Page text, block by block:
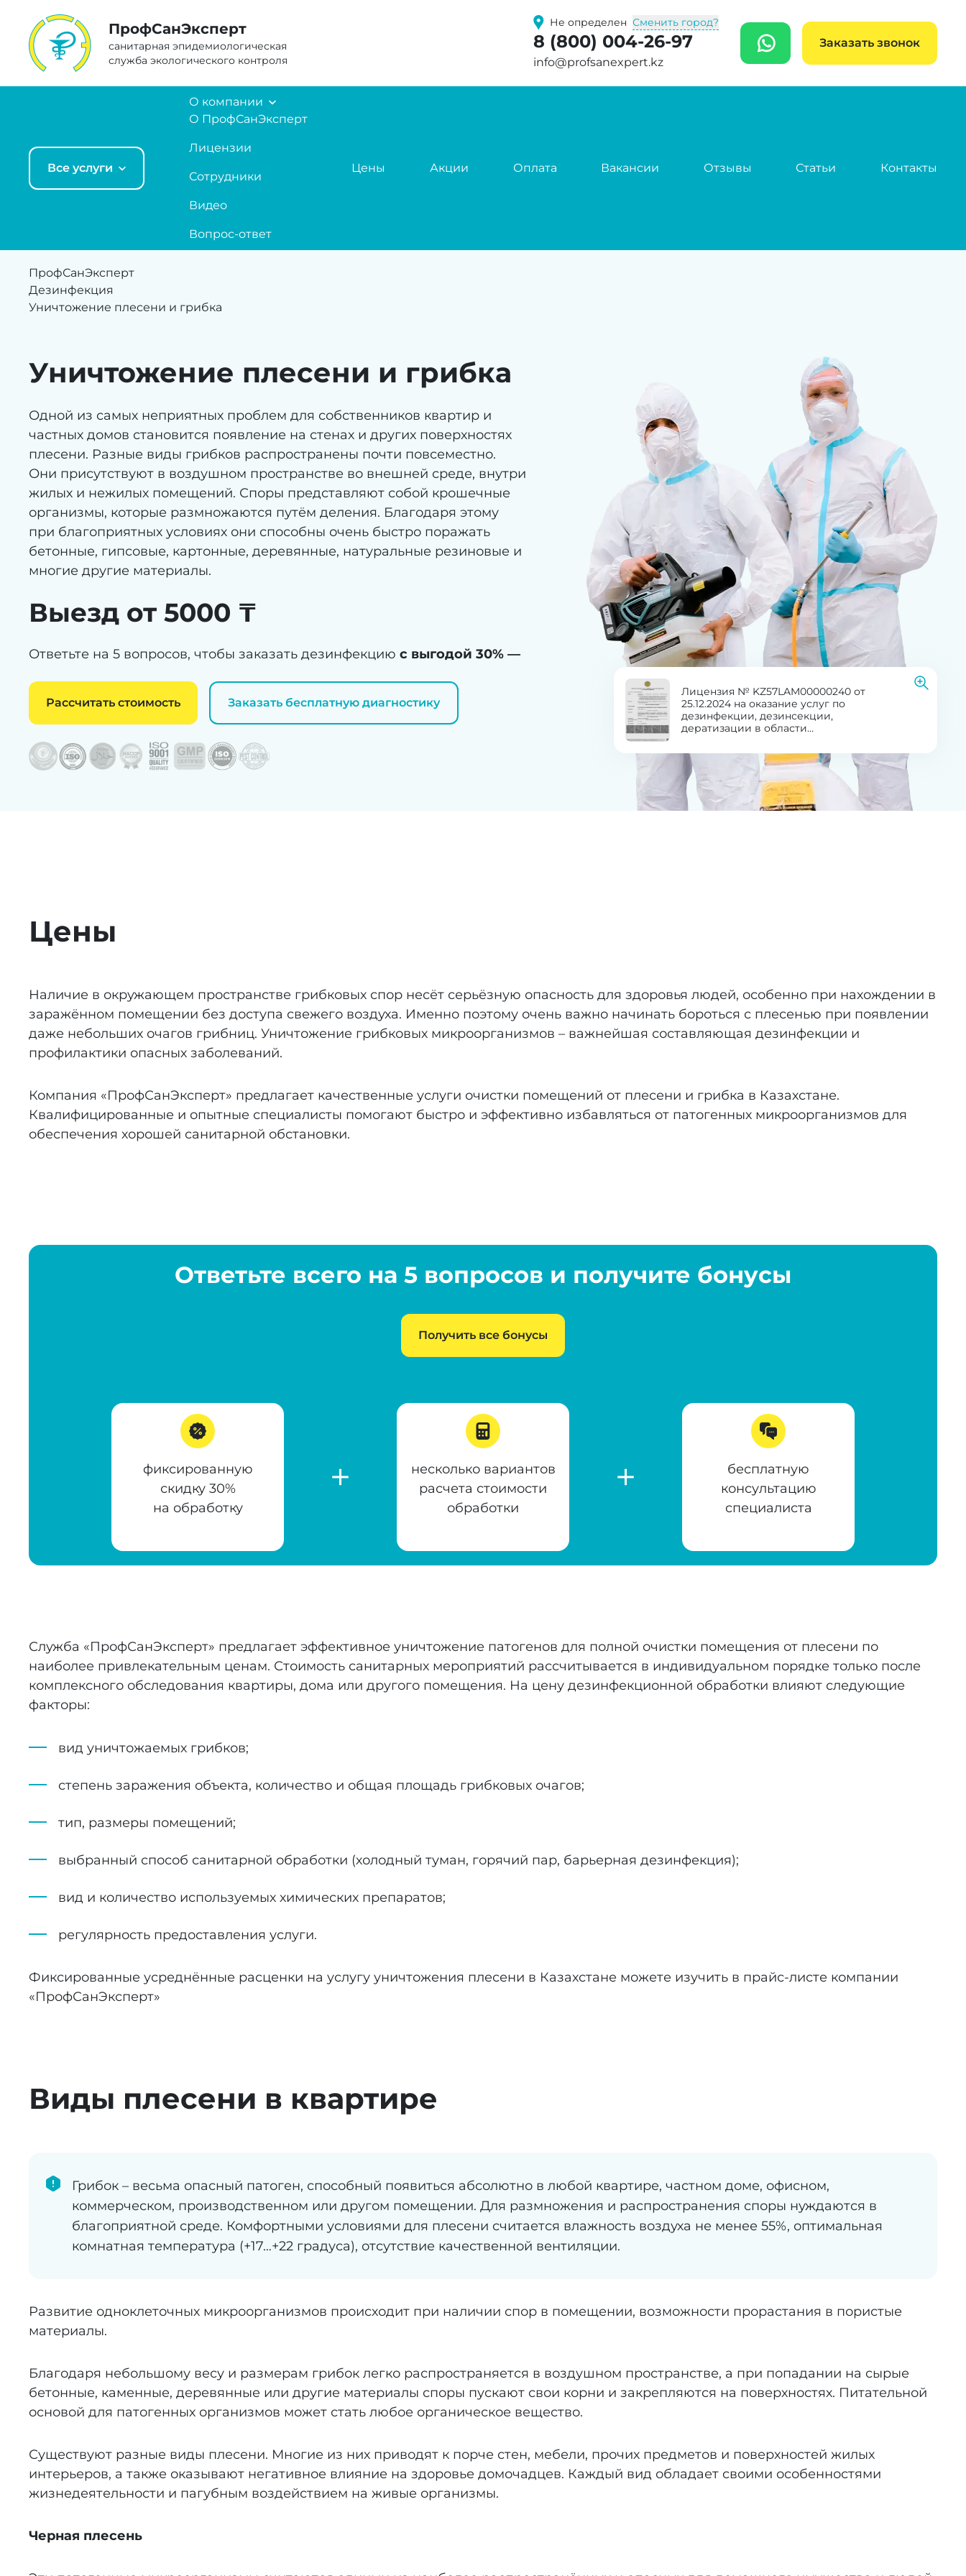
ПрофCанЭксперт
санитарная эпидемиологическая
служба экологического контроля
Не определен Сменить город?
8 (800) 004-26-97
info@profsanexpert.kz
WhatsAppЗаказать звонок
Все услуги
О компании
О ПрофСанЭксперт
Лицензии
Сотрудники
Видео
Вопрос-ответ
Цены Акции Оплата Вакансии Отзывы Статьи Контакты
ПрофСанЭксперт
Дезинфекция
Уничтожение плесени и грибка
Уничтожение плесени и грибка
Одной из самых неприятных проблем для собственников квартир и
частных домов становится появление на стенах и других поверхностях
плесени. Разные виды грибков распространены почти повсеместно.
Они присутствуют в воздушном пространстве во внешней среде, внутри
жилых и нежилых помещений. Споры представляют собой крошечные
организмы, которые размножаются путём деления. Благодаря этому
при благоприятных условиях они способны очень быстро поражать
бетонные, гипсовые, картонные, деревянные, натуральные резиновые и
многие другие материалы.
Выезд от 5000 ₸
Ответьте на 5 вопросов, чтобы заказать дезинфекцию с выгодой 30% —
Рассчитать стоимость Заказать бесплатную диагностику
Лицензия № KZ57LAM00000240 от
25.12.2024 на оказание услуг по
дезинфекции, дезинсекции,
дератизации в области
Цены
Наличие в окружающем пространстве грибковых спор несёт серьёзную опасность для здоровья людей, особенно при нахождении в
заражённом помещении без доступа свежего воздуха. Именно поэтому очень важно начинать бороться с плесенью при появлении
даже небольших очагов грибниц. Уничтожение грибковых микроорганизмов – важнейшая составляющая дезинфекции и
профилактики опасных заболеваний.
Компания «ПрофСанЭксперт» предлагает качественные услуги очистки помещений от плесени и грибка в Казахстане.
Квалифицированные и опытные специалисты помогают быстро и эффективно избавляться от патогенных микроорганизмов для
обеспечения хорошей санитарной обстановки.
Ответьте всего на 5 вопросов и получите бонусы
Получить все бонусы
фиксированную
скидку 30%
на обработку
несколько вариантов
расчета стоимости
обработки
бесплатную
консультацию
специалиста
Служба «ПрофСанЭксперт» предлагает эффективное уничтожение патогенов для полной очистки помещения от плесени по
наиболее привлекательным ценам. Стоимость санитарных мероприятий рассчитывается в индивидуальном порядке только после
комплексного обследования квартиры, дома или другого помещения. На цену дезинфекционной обработки влияют следующие
факторы:
вид уничтожаемых грибков;
степень заражения объекта, количество и общая площадь грибковых очагов;
тип, размеры помещений;
выбранный способ санитарной обработки (холодный туман, горячий пар, барьерная дезинфекция);
вид и количество используемых химических препаратов;
регулярность предоставления услуги.
Фиксированные усреднённые расценки на услугу уничтожения плесени в Казахстане можете изучить в прайс-листе компании
«ПрофСанЭксперт»
Виды плесени в квартире
Грибок – весьма опасный патоген, способный появиться абсолютно в любой квартире, частном доме, офисном,
коммерческом, производственном или другом помещении. Для размножения и распространения споры нуждаются в
благоприятной среде. Комфортными условиями для плесени считается влажность воздуха не менее 55%, оптимальная
комнатная температура (+17…+22 градуса), отсутствие качественной вентиляции.
Развитие одноклеточных микроорганизмов происходит при наличии спор в помещении, возможности прорастания в пористые
материалы.
Благодаря небольшому весу и размерам грибок легко распространяется в воздушном пространстве, а при попадании на сырые
бетонные, каменные, деревянные или другие материалы споры пускают свои корни и закрепляются на поверхностях. Питательной
основой для патогенных организмов может стать любое органическое вещество.
Существуют разные виды плесени. Многие из них приводят к порче стен, мебели, прочих предметов и поверхностей жилых
интерьеров, а также оказывают негативное влияние на здоровье домочадцев. Каждый вид обладает своими особенностями
жизнедеятельности и пагубным воздействием на живые организмы.
Черная плесень